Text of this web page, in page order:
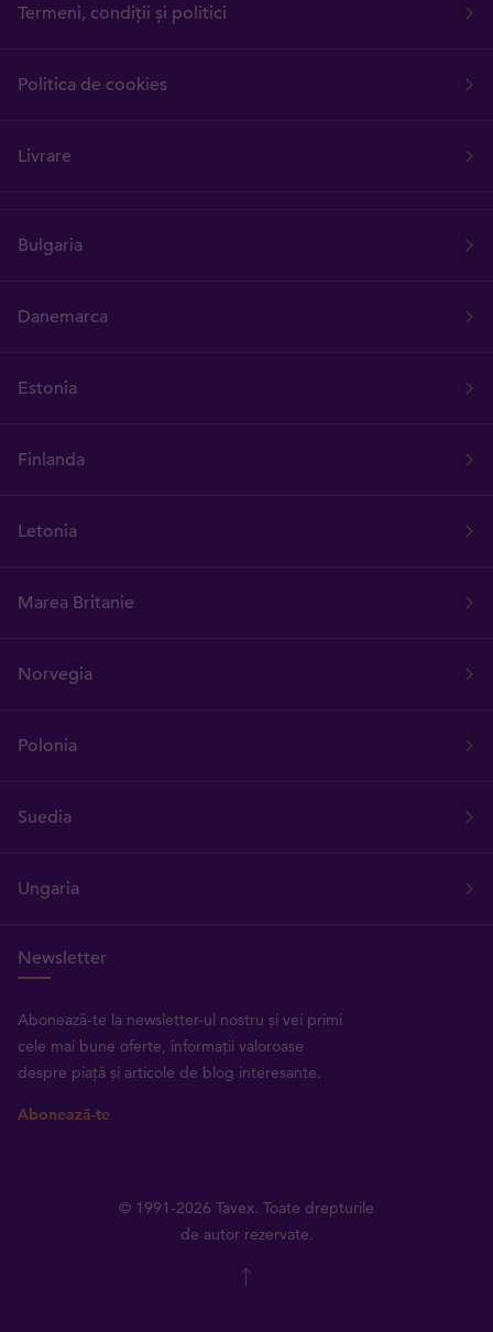
Termeni, condiții și politici
Politica de cookies
Livrare
Bulgaria
Danemarca
Estonia
Finlanda
Letonia
Marea Britanie
Norvegia
Polonia
Suedia
Ungaria
Newsletter
Abonează-te la newsletter-ul nostru și vei primi
cele mai bune oferte, informații valoroase
despre piață și articole de blog interesante.
Abonează-te
© 1991-2026 Tavex. Toate drepturile
de autor rezervate.